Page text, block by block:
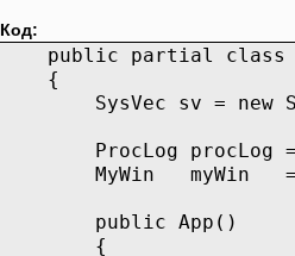
Код:
public partial class
{
SysVec sv = new
ProcLog procLog =
MyWin myWin =
public App()
{